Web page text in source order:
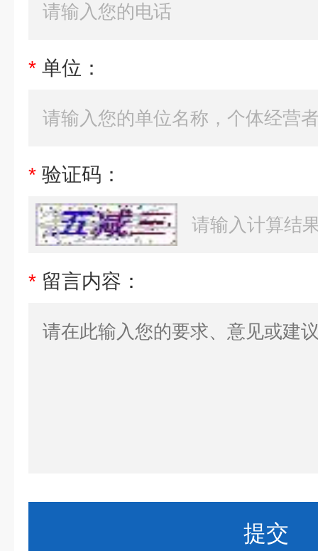
* 单位：
* 验证码：
* 留言内容：